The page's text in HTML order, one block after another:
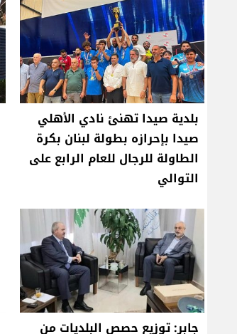
بلدية صيدا تهنئ نادي الأهلي
صيدا بإحرازه بطولة لبنان بكرة
الطاولة للرجال للعام الرابع على
التوالي
جابر: توزيع حصص البلديات من